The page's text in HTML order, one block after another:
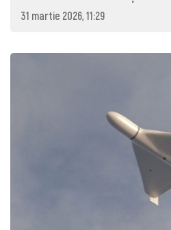
31 martie 2026, 11:29